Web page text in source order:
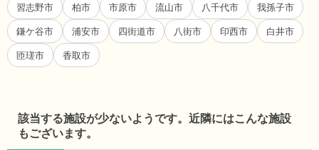
習志野市 柏市 市原市 流山市 八千代市 我孫子市
鎌ケ谷市 浦安市 四街道市 八街市 印西市 白井市
匝瑳市 香取市
該当する施設が少ないようです。近隣にはこんな施設
もございます。